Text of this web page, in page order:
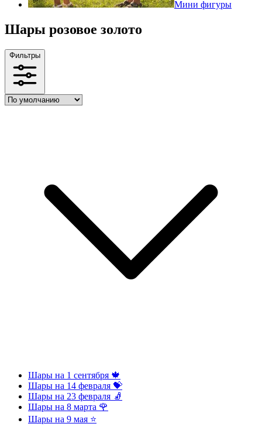
Мини фигуры
Шары розовое золото
Фильтры
Шары на 1 сентября 🍁
Шары на 14 февраля 💝
Шары на 23 февраля 🧦
Шары на 8 марта 🌹
Шары на 9 мая ⭐